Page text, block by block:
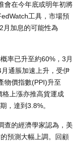
會在今年底或明年初將
工具，市場預
月加息的可能性為
率已升至約60%，3月
通脹加速上升，受伊
物價指數(PPI)升至
上漲亦推高貨運成
，達到3.8%。
查的經濟學家認為，美
預測大幅上調。回顧